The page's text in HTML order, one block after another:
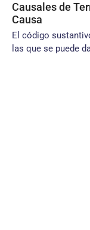
Causales de
Causa
El código
las que se puede